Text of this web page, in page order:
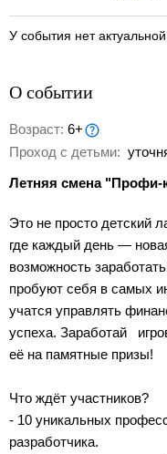
У события нет
О событии
Возраст: 6+
Проход с детьми:
Летняя смена "Профи-
Это не просто детский
где каждый день —
возможность
пробуют себя в самых
учатся управлять
успеха. Заработай
её на памятные призы!
Что ждёт участников?
- 10 уникальных
разработчика.